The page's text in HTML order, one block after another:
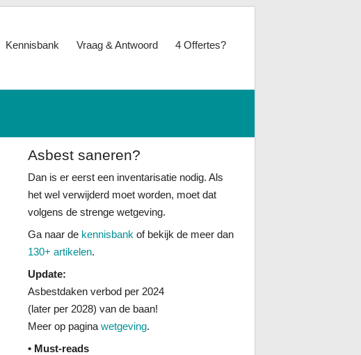
Kennisbank Vraag & Antwoord 4 Offertes?
Asbest saneren?
Dan is er eerst een inventarisatie nodig. Als
het wel verwijderd moet worden, moet dat
volgens de strenge wetgeving.
Ga naar de kennisbank of bekijk de meer dan
130+ artikelen.
Update:
Asbestdaken verbod per 2024
(later per 2028) van de baan!
Meer op paginawetgeving.
• Must-reads